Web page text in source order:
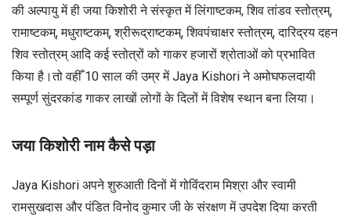
की अल्पायु में ही जया किशोरी ने संस्कृत में लिंगाष्टकम, शिव तांडव स्तोत्रम्,
रामाष्टकम्, मधुराष्टकम्, श्रीरूद्राष्टकम्, शिवपंचाक्षर स्तोत्रम्, दारिद्रय दहन
शिव स्तोत्रम् आदि कई स्तोत्रों को गाकर हजारों श्रोताओं को प्रभावित
किया है।तो वहीँ 10 साल की उम्र में Jaya Kishori ने अमोघफलदायी
सम्पूर्ण सुंदरकांड गाकर लाखों लोगों के दिलों में विशेष स्थान बना लिया।
जया किशोरी नाम कैसे पड़ा
Jaya Kishori अपने शुरुआती दिनों में गोविंदराम मिश्रा और स्वामी
रामसुखदास और पंडित विनोद कुमार जी के संरक्षण में उपदेश दिया करती